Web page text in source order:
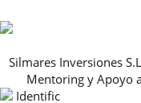
AVISO LEGAL, PRIVACIDAD Y
GUIA DE TALLAS
REBAJAS
Silmares Inversiones
Mentoring y Apoyo